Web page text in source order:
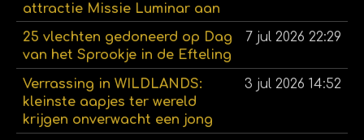
attractie Missie Luminar aan
25 vlechten gedoneerd op Dag
van het Sprookje in de Efteling
7 jul 2026 22:29
Verrassing in WILDLANDS:
kleinste aapjes ter wereld
krijgen onverwacht een jong
3 jul 2026 14:52